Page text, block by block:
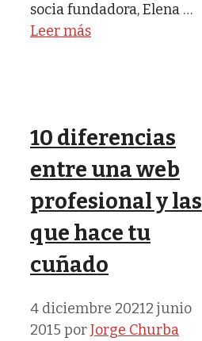
socia fundadora, Elena …
Leer más
10 diferencias
entre una web
profesional y las
que hace tu
cuñado
4 diciembre 20212 junio
2015 porJorge Churba